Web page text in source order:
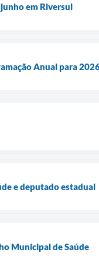
em Riversul
Anual para
e deputado estadual
Municipal de Saúde